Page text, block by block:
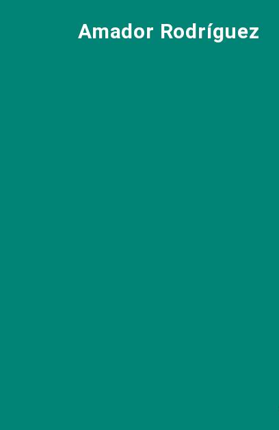
Amador Rodríguez